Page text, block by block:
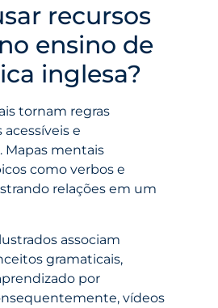
recursos
ensino de
inglesa?
tornam regras
acessíveis e
Mapas mentais
como verbos e
relações em um
associam
gramaticais,
por
vídeos